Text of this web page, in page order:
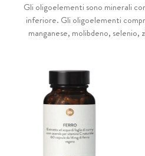
Gli oligoelementi sono minerali
inferiore. Gli oligoelementi
manganese, molibdeno, selenio,